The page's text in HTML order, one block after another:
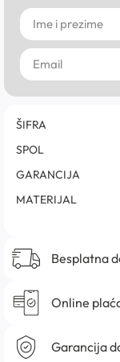
ŠIFRA
SPOL
GARANCIJA
MATERIJAL
Besplatna
Online
Garancija